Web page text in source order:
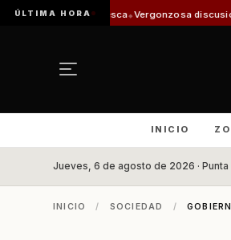
ÚLTIMA HORA
de Pesca Vergonzosa discusión en el
INICIO
Jueves, 6 de agosto de 2026 · Punta
INICIO / SOCIEDAD /